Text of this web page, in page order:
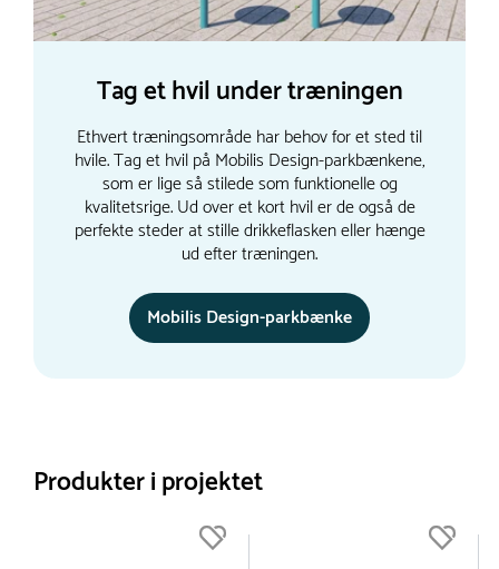
Tag et hvil under træningen
Ethvert træningsområde har behov for et sted til
hvile. Tag et hvil på Mobilis Design-parkbænkene,
som er lige så stilede som funktionelle og
kvalitetsrige. Ud over et kort hvil er de også de
perfekte steder at stille drikkeflasken eller hænge
ud efter træningen.
Mobilis Design-parkbænke
Produkter i projektet